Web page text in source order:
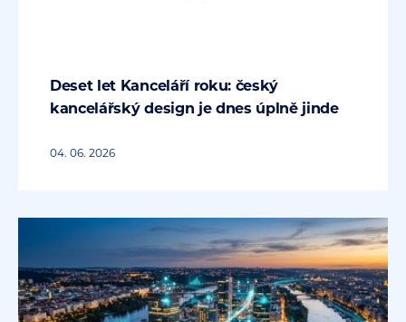
Deset let Kanceláří roku: český
kancelářský design je dnes úplně jinde
04. 06. 2026